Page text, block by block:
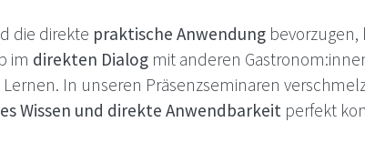
die direkte praktische Anwendung bevorzugen,
im direkten Dialog mit anderen
In unseren Präsenzseminaren
Wissen und direkte Anwendbarkeit perfekt